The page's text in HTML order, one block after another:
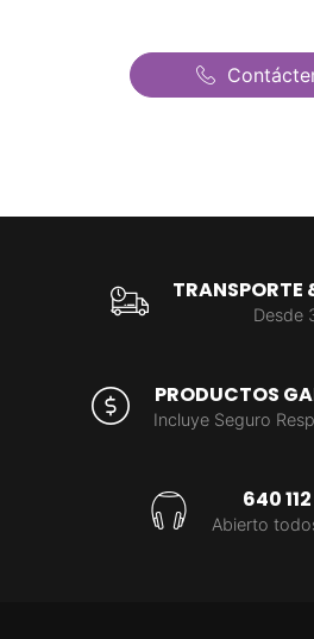
TRANSPORTE
Desde
PRODUCTOS
Incluye Seguro
640
Abierto